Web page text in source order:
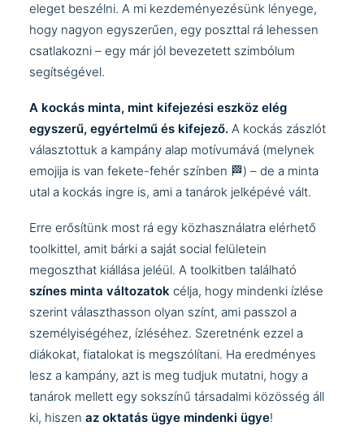
eleget beszélni. A mi kezdeményezésünk lényege,
hogy nagyon egyszerűen, egy poszttal rá lehessen
csatlakozni – egy már jól bevezetett szimbólum
segítségével.
A kockás minta, mint kifejezési eszköz elég
egyszerű, egyértelmű és kifejező. A kockás zászlót
választottuk a kampány alap motívumává (melynek
emojija is van fekete-fehér színben 🏁) – de a minta
utal a kockás ingre is, ami a tanárok jelképévé vált.
Erre erősítünk most rá egy közhasználatra elérhető
toolkittel, amit bárki a saját social felületein
megoszthat kiállása jeléül. A toolkitben található
színes minta változatok célja, hogy mindenki ízlése
szerint választhasson olyan színt, ami passzol a
személyiségéhez, ízléséhez. Szeretnénk ezzel a
diákokat, fiatalokat is megszólítani. Ha eredményes
lesz a kampány, azt is meg tudjuk mutatni, hogy a
tanárok mellett egy sokszínű társadalmi közösség áll
ki, hiszen az oktatás ügye mindenki ügye!